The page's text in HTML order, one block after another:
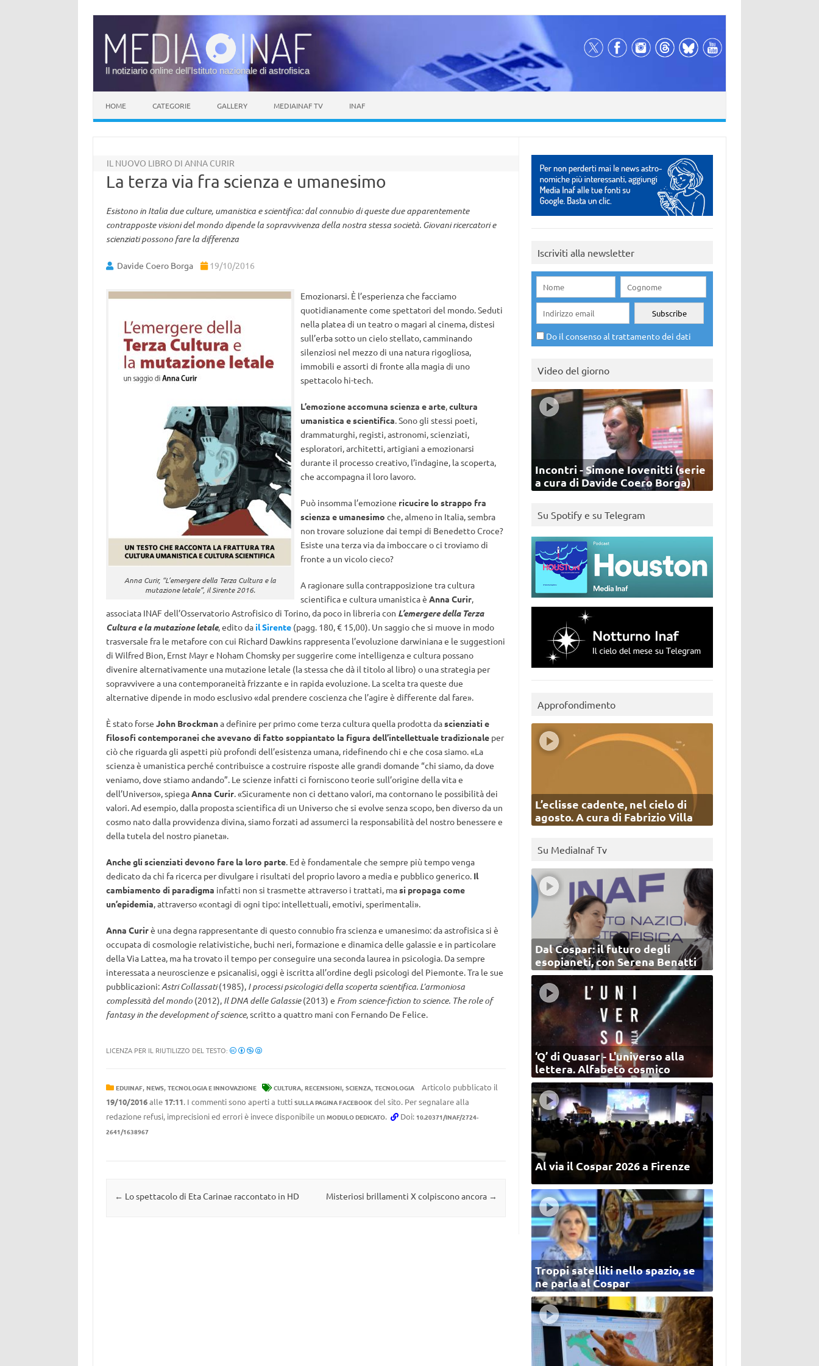
Il notiziario online dell’Istituto nazionale di astrofisica
HOME CATEGORIE GALLERY MEDIAINAF TV INAF
IL NUOVO LIBRO DI ANNA CURIR
La terza via fra scienza e umanesimo
Esistono in Italia due culture, umanistica e scientifica: dal connubio di queste due apparentemente
contrapposte visioni del mondo dipende la sopravvivenza della nostra stessa società. Giovani ricercatori e
scienziati possono fare la differenza
Davide Coero Borga 19/10/2016
Anna Curir, “L’emergere della Terza Cultura e la
mutazione letale”, il Sirente 2016.
Emozionarsi. È l’esperienza che facciamo
quotidianamente come spettatori del mondo. Seduti
nella platea di un teatro o magari al cinema, distesi
sull’erba sotto un cielo stellato, camminando
silenziosi nel mezzo di una natura rigogliosa,
immobili e assorti di fronte alla magia di uno
spettacolo hi-tech.
L’emozione accomuna scienza e arte,cultura
umanistica e scientifica. Sono gli stessi poeti,
drammaturghi, registi, astronomi, scienziati,
esploratori, architetti, artigiani a emozionarsi
durante il processo creativo, l’indagine, la scoperta,
che accompagna il loro lavoro.
Può insomma l’emozione ricucire lo strappo fra
scienza e umanesimo che, almeno in Italia, sembra
non trovare soluzione dai tempi di Benedetto Croce?
Esiste una terza via da imboccare o ci troviamo di
fronte a un vicolo cieco?
A ragionare sulla contrapposizione tra cultura
scientifica e cultura umanistica è Anna Curir,
associata INAF dell’Osservatorio Astrofisico di Torino, da poco in libreria con L’emergere della Terza
Cultura e la mutazione letale, edito da il Sirente(pagg. 180, € 15,00). Un saggio che si muove in modo
trasversale fra le metafore con cui Richard Dawkins rappresenta l’evoluzione darwiniana e le suggestioni
di Wilfred Bion, Ernst Mayr e Noham Chomsky per suggerire come intelligenza e cultura possano
divenire alternativamente una mutazione letale (la stessa che dà il titolo al libro) o una strategia per
sopravvivere a una contemporaneità frizzante e in rapida evoluzione. La scelta tra queste due
alternative dipende in modo esclusivo «dal prendere coscienza che l’agire è differente dal fare».
È stato forse John Brockmana definire per primo come terza cultura quella prodotta dascienziati e
filosofi contemporanei che avevano di fatto soppiantato la figura dell’intellettuale tradizionaleper
ciò che riguarda gli aspetti più profondi dell’esistenza umana, ridefinendo chi e che cosa siamo. «La
scienza è umanistica perché contribuisce a costruire risposte alle grandi domande “chi siamo, da dove
veniamo, dove stiamo andando”. Le scienze infatti ci forniscono teorie sull’origine della vita e
dell’Universo», spiegaAnna Curir. «Sicuramente non ci dettano valori, ma contornano le possibilità dei
valori. Ad esempio, dalla proposta scientifica di un Universo che si evolve senza scopo, ben diverso da un
cosmo nato dalla provvidenza divina, siamo forzati ad assumerci la responsabilità del nostro benessere e
della tutela del nostro pianeta».
Anche gli scienziati devono fare la loro parte. Ed è fondamentale che sempre più tempo venga
dedicato da chi fa ricerca per divulgare i risultati del proprio lavoro a media e pubblico generico. Il
cambiamento di paradigma infatti non si trasmette attraverso i trattati, masi propaga come
un’epidemia, attraverso «contagi di ogni tipo: intellettuali, emotivi, sperimentali».
Anna Curirè una degna rappresentante di questo connubio fra scienza e umanesimo: da astrofisica si è
occupata di cosmologie relativistiche, buchi neri, formazione e dinamica delle galassie e in particolare
della Via Lattea, ma ha trovato il tempo per conseguire una seconda laurea in psicologia. Da sempre
interessata a neuroscienze e psicanalisi, oggi è iscritta all’ordine degli psicologi del Piemonte. Tra le sue
pubblicazioni:Astri Collassati(1985),I processi psicologici della scoperta scientifica. L’armoniosa
complessità del mondo(2012), Il DNA delle Galassie(2013) e From science-fiction to science. The role of
fantasy in the development of science, scritto a quattro mani con Fernando De Felice.
LICENZA PER IL RIUTILIZZO DEL TESTO:
EDUINAF, NEWS, TECNOLOGIA E INNOVAZIONE CULTURA, RECENSIONI, SCIENZA, TECNOLOGIA
Articolo pubblicato il
19/10/2016alle 17:11. I commenti sono aperti a tutti SULLA PAGINA FACEBOOKdel sito. Per segnalare alla
redazione refusi, imprecisioni ed errori è invece disponibile un MODULO DEDICATO. Doi: 10.20371/INAF/2724-
2641/1638967
Navigazione articolo
← Lo spettacolo di Eta Carinae raccontato in HD Misteriosi brillamenti X colpiscono ancora →
Iscriviti alla newsletter
Do il consenso al trattamento dei dati
Video del giorno
Incontri - Simone Iovenitti (serie
a cura di Davide Coero Borga)
Su Spotify e su Telegram
Approfondimento
L’eclisse cadente, nel cielo di
agosto. A cura di Fabrizio Villa
Su MediaInaf Tv
Dal Cospar: il futuro degli
esopianeti, con Serena Benatti
‘Q’ di Quasar - L'universo alla
lettera. Alfabeto cosmico
Al via il Cospar 2026 a Firenze
Troppi satelliti nello spazio, se
ne parla al Cospar